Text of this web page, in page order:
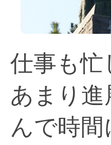
仕事も
あまり
んで時